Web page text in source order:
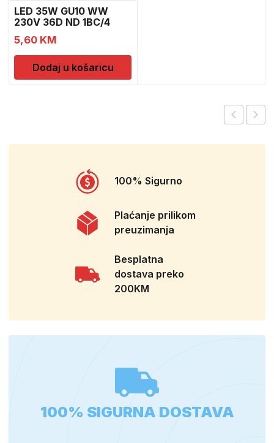
LED 35W GU10 WW
230V 36D ND 1BC/4
5,60 KM
Dodaj u košaricu
100% Sigurno
Plaćanje prilikom
preuzimanja
Besplatna
dostava preko
200KM
100% SIGURNA DOSTAVA